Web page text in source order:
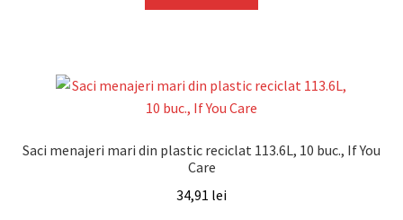
Saci menajeri mari din plastic reciclat 113.6L, 10 buc., If You
Care
34,91 lei